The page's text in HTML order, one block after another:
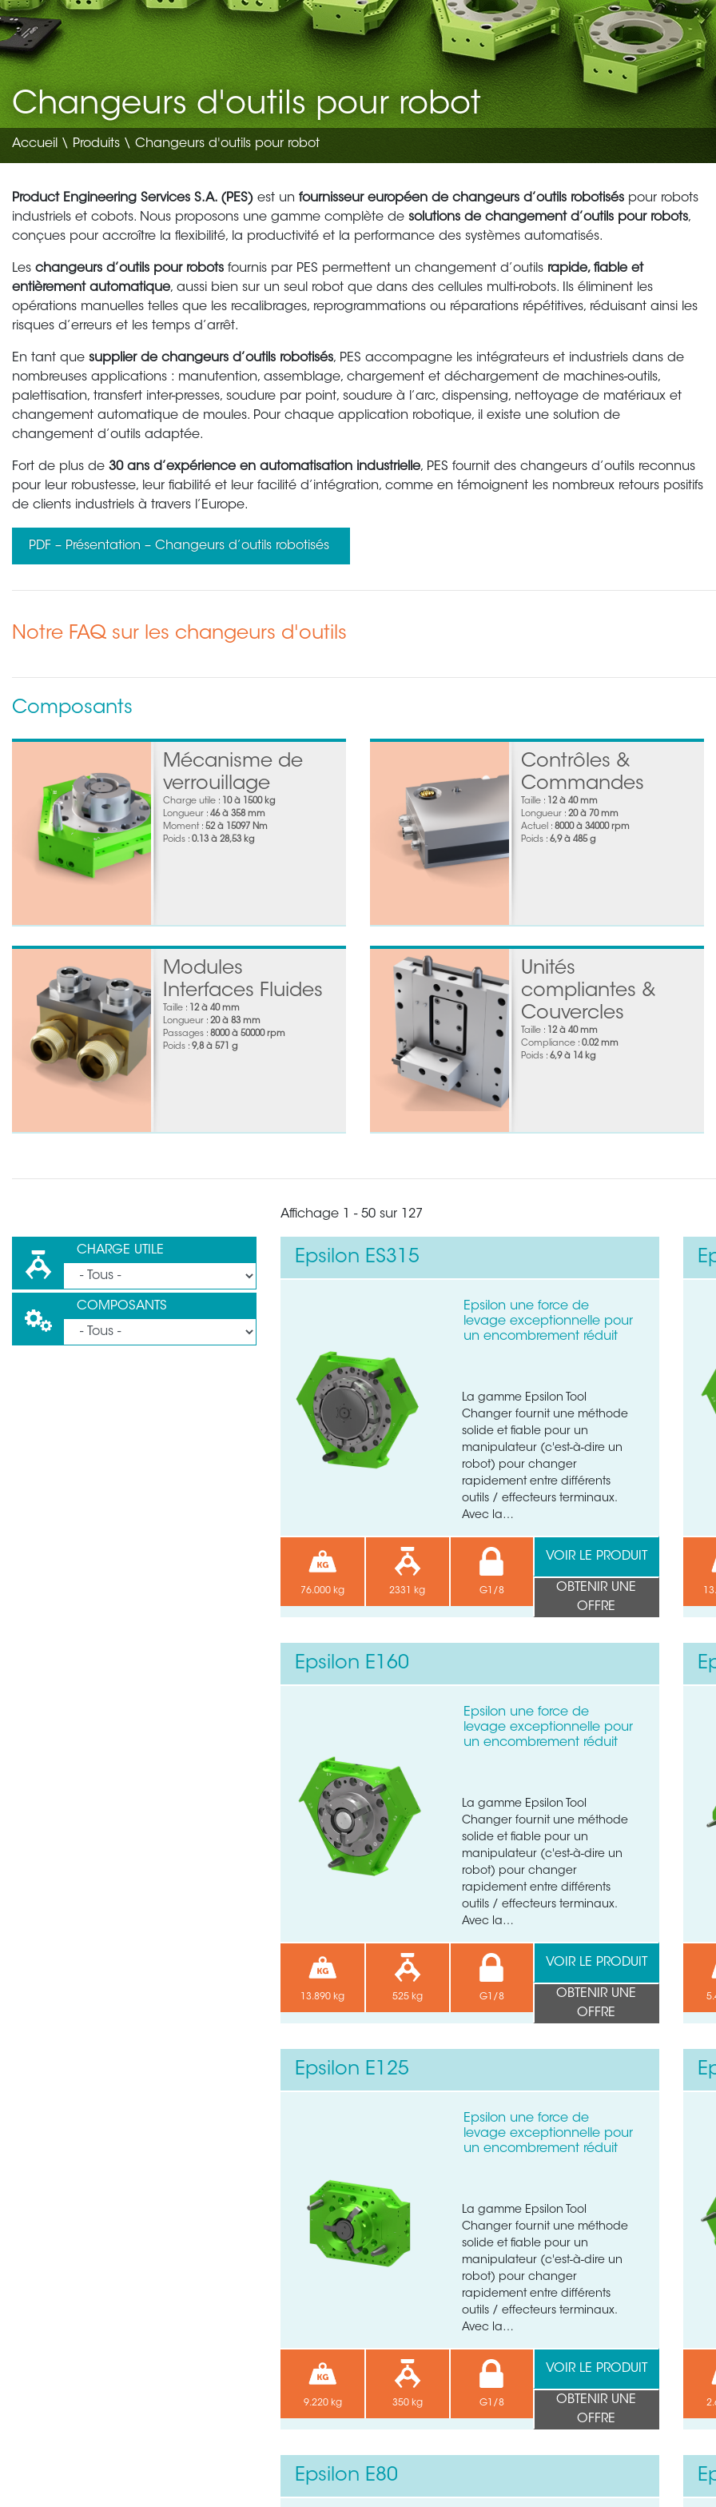
Changeurs d'outils pour robot
Accueil \ Produits \ Changeurs d'outils pour robot
Product Engineering Services S.A. (PES) est un fournisseur européen de changeurs d’outils robotisés pour robots
industriels et cobots. Nous proposons une gamme complète de solutions de changement d’outils pour robots,
conçues pour accroître la flexibilité, la productivité et la performance des systèmes automatisés.
Les changeurs d’outils pour robots fournis par PES permettent un changement d’outils rapide, fiable et
entièrement automatique, aussi bien sur un seul robot que dans des cellules multi-robots. Ils éliminent les
opérations manuelles telles que les recalibrages, reprogrammations ou réparations répétitives, réduisant ainsi les
risques d’erreurs et les temps d’arrêt.
En tant que supplier de changeurs d’outils robotisés, PES accompagne les intégrateurs et industriels dans de
nombreuses applications : manutention, assemblage, chargement et déchargement de machines-outils,
palettisation, transfert inter-presses, soudure par point, soudure à l’arc, dispensing, nettoyage de matériaux et
changement automatique de moules. Pour chaque application robotique, il existe une solution de
changement d’outils adaptée.
Fort de plus de 30 ans d’expérience en automatisation industrielle, PES fournit des changeurs d’outils reconnus
pour leur robustesse, leur fiabilité et leur facilité d’intégration, comme en témoignent les nombreux retours positifs
de clients industriels à travers l’Europe.
PDF – Présentation – Changeurs d’outils robotisés
Notre FAQ sur les changeurs d'outils
Composants
Mécanisme de
verrouillage
Charge utile :
10 à 1500 kg
Longueur :46 à 358 mm
Moment :52 à 15097 Nm
Poids :0.13 à 28,53 kg
Contrôles &
Commandes
Taille :
12 à 40 mm
Longueur :20 à 70 mm
Actuel :8000 à 34000 rpm
Poids :6,9 à 485 g
Modules
Interfaces Fluides
Taille :
12 à 40 mm
Longueur :20 à 83 mm
Passages :8000 à 50000 rpm
Poids :9,8 à 571 g
Unités
compliantes &
Couvercles
Taille :
12 à 40 mm
Compliance :0.02 mm
Poids :6,9 à 14 kg
Besoin d'aide ?
Laissez vos coordonnées à l'aide de ce formulaire rapide pour nous contacter
Affichage 1 - 50 sur 127
CHARGE UTILE
COMPOSANTS
Epsilon ES315
Epsilon une force de
levage exceptionnelle pour
un encombrement réduit
La gamme Epsilon Tool
Changer fournit une méthode
solide et fiable pour un
manipulateur (c'est-à-dire un
robot) pour changer
rapidement entre différents
outils / effecteurs terminaux.
Avec la…
76.000 kg 2331 kg G1/8
VOIR LE PRODUIT
OBTENIR UNE
OFFRE
Epsilon E160
Epsilon une force de
levage exceptionnelle pour
un encombrement réduit
La gamme Epsilon Tool
Changer fournit une méthode
solide et fiable pour un
manipulateur (c'est-à-dire un
robot) pour changer
rapidement entre différents
outils / effecteurs terminaux.
Avec la…
13.890 kg 525 kg G1/8
VOIR LE PRODUIT
OBTENIR UNE
OFFRE
Epsilon E125
Epsilon une force de
levage exceptionnelle pour
un encombrement réduit
La gamme Epsilon Tool
Changer fournit une méthode
solide et fiable pour un
manipulateur (c'est-à-dire un
robot) pour changer
rapidement entre différents
outils / effecteurs terminaux.
Avec la…
9.220 kg 350 kg G1/8
VOIR LE PRODUIT
OBTENIR UNE
OFFRE
Epsilon E80